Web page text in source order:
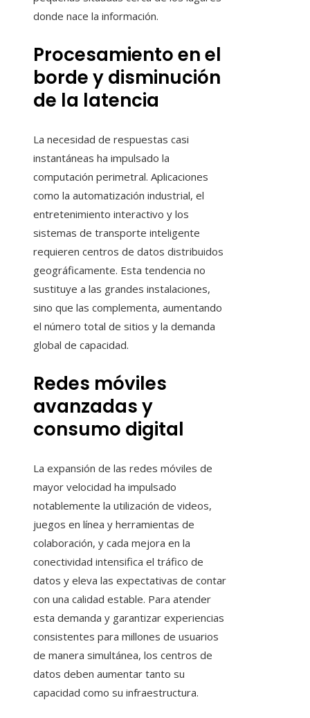
donde nace la información.
Procesamiento en el
borde y disminución
de la latencia
La necesidad de respuestas casi
instantáneas ha impulsado la
computación perimetral. Aplicaciones
como la automatización industrial, el
entretenimiento interactivo y los
sistemas de transporte inteligente
requieren centros de datos distribuidos
geográficamente. Esta tendencia no
sustituye a las grandes instalaciones,
sino que las complementa, aumentando
el número total de sitios y la demanda
global de capacidad.
Redes móviles
avanzadas y
consumo digital
La expansión de las redes móviles de
mayor velocidad ha impulsado
notablemente la utilización de videos,
juegos en línea y herramientas de
colaboración, y cada mejora en la
conectividad intensifica el tráfico de
datos y eleva las expectativas de contar
con una calidad estable. Para atender
esta demanda y garantizar experiencias
consistentes para millones de usuarios
de manera simultánea, los centros de
datos deben aumentar tanto su
capacidad como su infraestructura.